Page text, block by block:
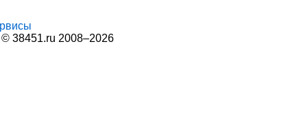
38451.ru 2008–2026